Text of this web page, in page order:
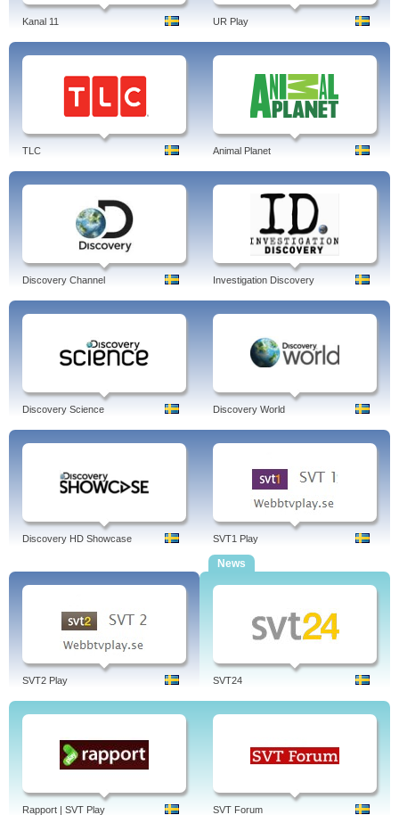
Kanal 11 UR Play
TLC Animal Planet
Discovery Channel Investigation Discovery
Discovery Science Discovery World
Discovery HD Showcase SVT1 Play
SVT2 Play
News
SVT24
Rapport | SVT Play SVT Forum